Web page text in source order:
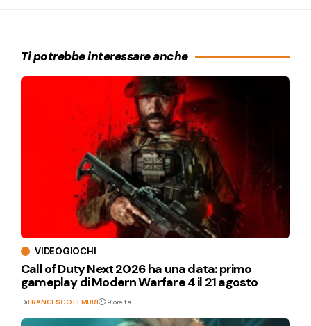
Ti potrebbe interessare anche
VIDEOGIOCHI
Call of Duty Next 2026 ha una data: primo
gameplay di Modern Warfare 4 il 21 agosto
DiFRANCESCO LEMURI 19 ore fa